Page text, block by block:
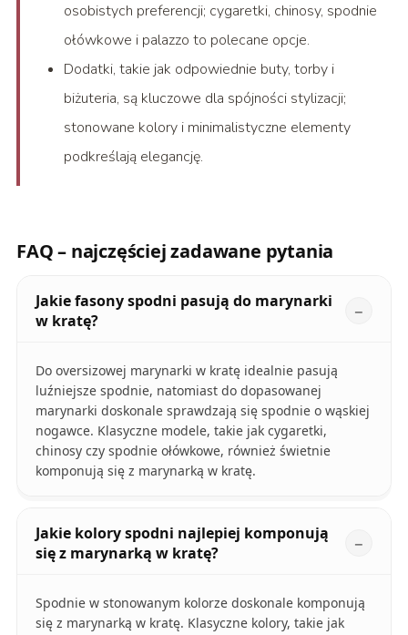
osobistych preferencji; cygaretki, chinosy, spodnie
ołówkowe i palazzo to polecane opcje.
Dodatki, takie jak odpowiednie buty, torby i
biżuteria, są kluczowe dla spójności stylizacji;
stonowane kolory i minimalistyczne elementy
podkreślają elegancję.
FAQ – najczęściej zadawane pytania
Jakie fasony spodni pasują do marynarki
w kratę?
Do oversizowej marynarki w kratę idealnie pasują
luźniejsze spodnie, natomiast do dopasowanej
marynarki doskonale sprawdzają się spodnie o wąskiej
nogawce. Klasyczne modele, takie jak cygaretki,
chinosy czy spodnie ołówkowe, również świetnie
komponują się z marynarką w kratę.
Jakie kolory spodni najlepiej komponują
się z marynarką w kratę?
Spodnie w stonowanym kolorze doskonale komponują
się z marynarką w kratę. Klasyczne kolory, takie jak